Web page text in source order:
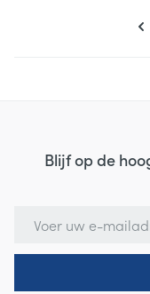
Blijf op de